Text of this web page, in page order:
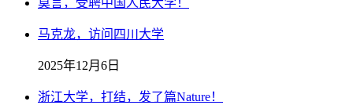
莫言，受聘中国人民大学！
马克龙，访问四川大学
2025年12月6日
浙江大学，打结，发了篇Nature！